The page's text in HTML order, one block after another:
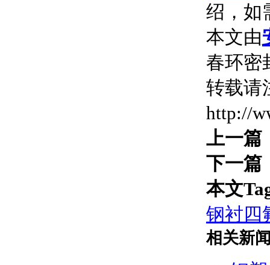
绍，如
本文由
春环密
转载请
http://
上一篇
下一篇
本文
钢衬四
相关新